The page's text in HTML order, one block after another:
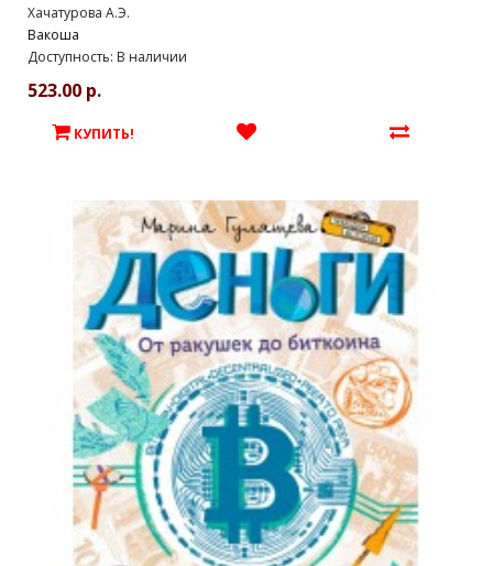
Хачатурова А.Э.
Вакоша
Доступность: В наличии
523.00 р.
КУПИТЬ!